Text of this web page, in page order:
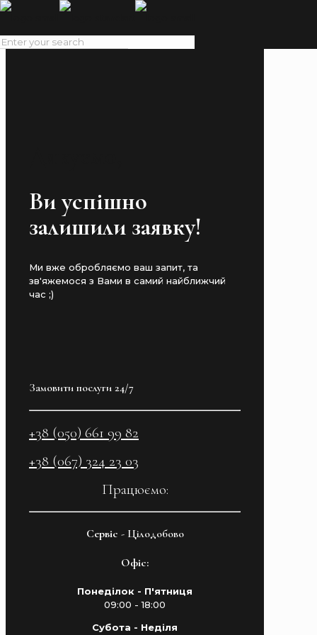
Ви успішно
залишили заявку!
Ми вже обробляємо ваш запит, та
зв'яжемося з Вами в самий найближчий
час ;)
Замовити послуги 24/7
+38 (050) 661 99 82
+38 (067) 324 23 03
Працюємо:
Cервіс - Цілодобово
Офіс:
Понеділок - П'ятниця
09:00 - 18:00
Субота - Неділя